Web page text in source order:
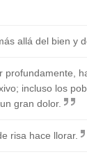
allá del bien y
profundamente,
incluso los
gran dolor.
risa hace llorar.